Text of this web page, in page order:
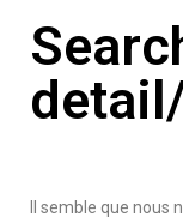
Il semble que nous